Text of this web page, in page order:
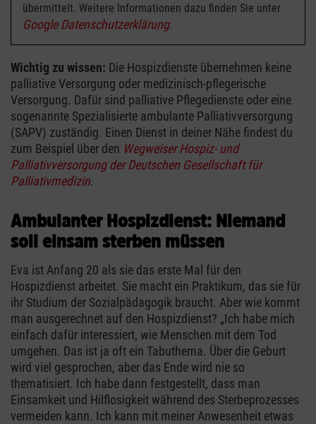
übermittelt. Weitere Informationen dazu finden Sie unter
Google Datenschutzerklärung.
Wichtig zu wissen: Die Hospizdienste übernehmen keine
palliative Versorgung oder medizinisch-pflegerische
Versorgung. Dafür sind palliative Pflegedienste oder eine
sogenannte Spezialisierte ambulante Palliativversorgung
(SAPV) zuständig. Einen Dienst in deiner Nähe findest du
zum Beispiel über den Wegweiser Hospiz- und
Palliativversorgung der Deutschen Gesellschaft für
Palliativmedizin.
Ambulanter Hospizdienst: Niemand
soll einsam sterben müssen
Eva ist Anfang 20 als sie das erste Mal für den
Hospizdienst arbeitet. Sie macht ein Praktikum, das sie für
ihr Studium der Sozialpädagogik braucht. Aber wie kommt
man ausgerechnet auf den Hospizdienst? „Ich habe mich
einfach dafür interessiert, wie Menschen mit dem Tod
umgehen. Das ist ja oft ein Tabuthema. Über die Geburt
wird viel gesprochen, aber das Ende wird nie so
thematisiert. Ich habe dann festgestellt, dass man
Einsamkeit und Hilflosigkeit während des Sterbeprozesses
vermeiden kann. Ich kann mit meiner Anwesenheit etwas